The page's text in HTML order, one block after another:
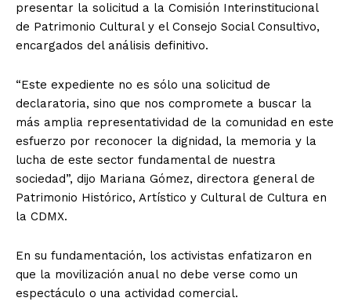
presentar la solicitud a la Comisión Interinstitucional
de Patrimonio Cultural y el Consejo Social Consultivo,
encargados del análisis definitivo.
“Este expediente no es sólo una solicitud de
declaratoria, sino que nos compromete a buscar la
más amplia representatividad de la comunidad en este
esfuerzo por reconocer la dignidad, la memoria y la
lucha de este sector fundamental de nuestra
sociedad”, dijo Mariana Gómez, directora general de
Patrimonio Histórico, Artístico y Cultural de Cultura en
la CDMX.
En su fundamentación, los activistas enfatizaron en
que la movilización anual no debe verse como un
espectáculo o una actividad comercial.